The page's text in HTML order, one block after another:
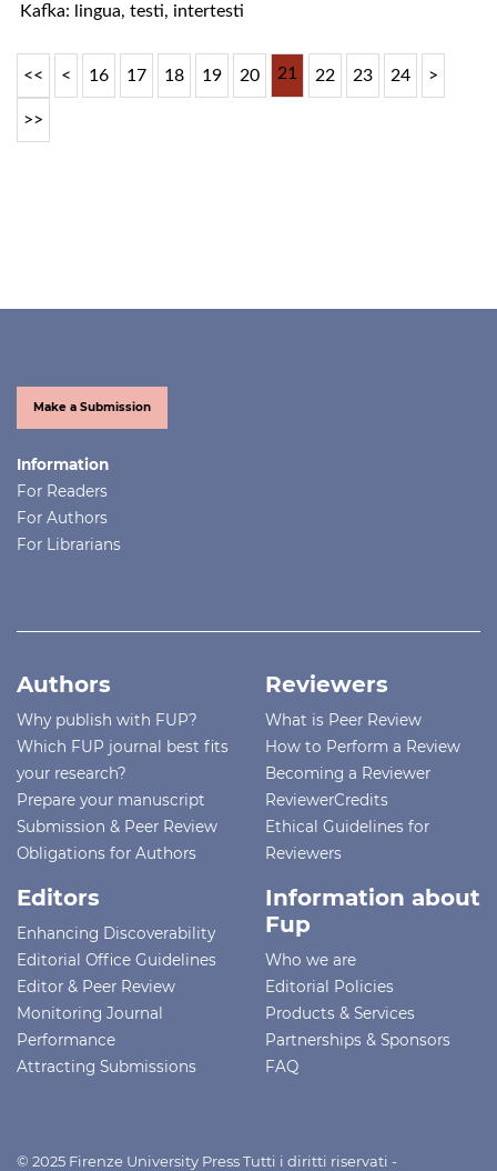
Kafka: lingua, testi, intertesti
<< < 16 17 18 19 20 21 22 23 24 >
>>
Make a Submission
Information
For Readers
For Authors
For Librarians
Authors
Why publish with FUP?
Which FUP journal best fits
your research?
Prepare your manuscript
Submission & Peer Review
Obligations for Authors
Reviewers
What is Peer Review
How to Perform a Review
Becoming a Reviewer
ReviewerCredits
Ethical Guidelines for
Reviewers
Editors
Enhancing Discoverability
Editorial Office Guidelines
Editor & Peer Review
Monitoring Journal
Performance
Attracting Submissions
Information about
Fup
Who we are
Editorial Policies
Products & Services
Partnerships & Sponsors
FAQ
© 2025 Firenze University Press Tutti i diritti riservati -